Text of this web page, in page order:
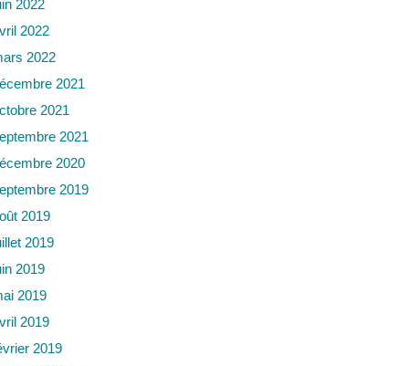
2022
2022
2022
2021
2021
2021
2020
2019
2019
2019
2019
2019
2019
2019